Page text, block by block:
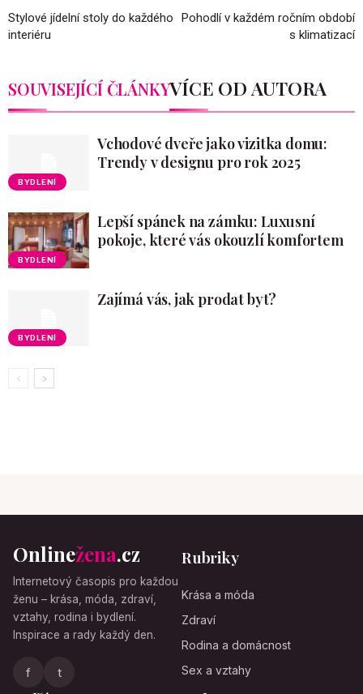
Stylové jídelní stoly do každého
interiéru
Pohodlí v každém ročním období
s klimatizací
SOUVISEJÍCÍ ČLÁNKYVÍCE OD AUTORA
BYDLENÍ
Vchodové dveře jako vizitka domu:
Trendy v designu pro rok 2025
BYDLENÍ
Lepší spánek na zámku: Luxusní
pokoje, které vás okouzlí komfortem
BYDLENÍ
Zajímá vás, jak prodat byt?
Onlinežena.cz
Internetový časopis pro každou
ženu – krása, móda, zdraví,
vztahy, rodina i bydlení.
Inspirace a rady každý den.
f t
Rubriky
Krása a móda
Zdraví
Rodina a domácnost
Sex a vztahy